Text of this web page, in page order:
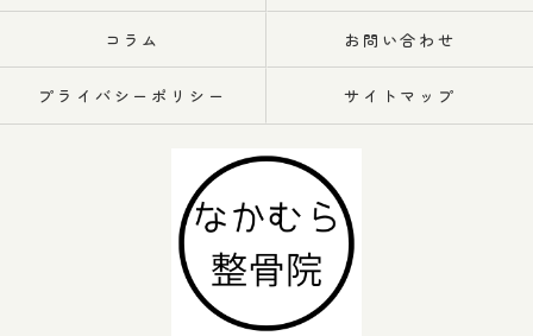
コラム お問い合わせ
プライバシーポリシー サイトマップ